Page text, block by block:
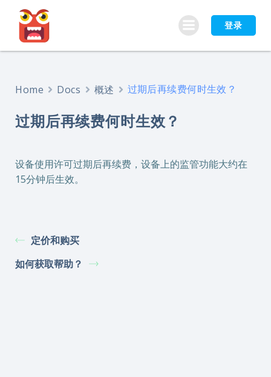
内
登录
Home Docs 概述 过期后再续费何时生效？
过期后再续费何时生效？
设备使用许可过期后再续费，设备上的监管功能大约在
15分钟后生效。
定价和购买
如何获取帮助？